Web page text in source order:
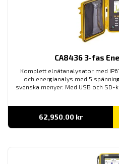
CA8436 3-fas
Komplett elnätanalysator med
och energianalys med 5
svenska menyer. Med USB och
62,950.00 kr